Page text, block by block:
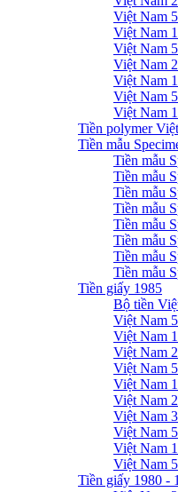
Việt Nam
Việt Nam
Việt Nam
Việt Nam
Việt Nam
Việt Nam
Việt Nam
Tiền polymer
Tiền mẫu
Tiền mẫu
Tiền mẫu
Tiền mẫu
Tiền mẫu
Tiền mẫu
Tiền mẫu
Tiền mẫu
Tiền mẫu
Tiền giấy 1985
Bộ tiền
Việt Nam
Việt Nam
Việt Nam
Việt Nam
Việt Nam
Việt Nam
Việt Nam
Việt Nam
Việt Nam
Việt Nam
Tiền giấy 1980 -